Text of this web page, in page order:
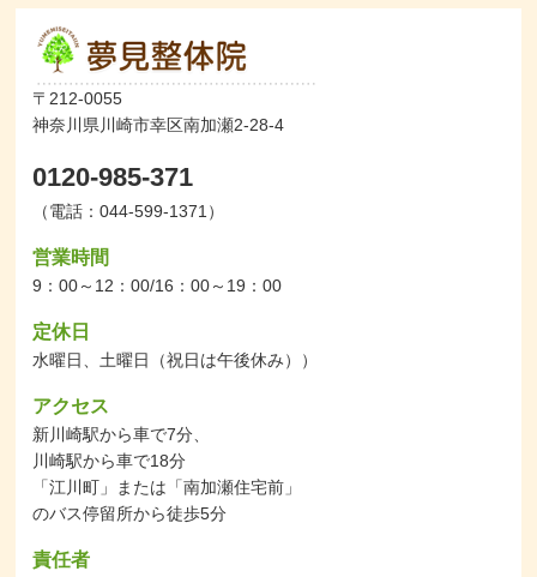
〒212-0055
神奈川県川崎市幸区南加瀬2-28-4
0120-985-371
（電話：044-599-1371）
営業時間
9：00～12：00/16：00～19：00
定休日
水曜日、土曜日（祝日は午後休み））
アクセス
新川崎駅から車で7分、
川崎駅から車で18分
「江川町」または「南加瀬住宅前」
のバス停留所から徒歩5分
責任者